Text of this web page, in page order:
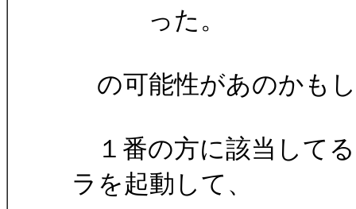
った。
の可能性があのかも
１番の方に該当して
ラを起動して、